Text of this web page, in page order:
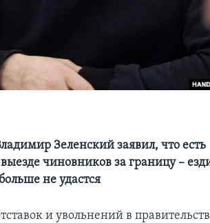
Зеленский заявил, что есть
чиновников за границу –
не удастся
и увольнений в